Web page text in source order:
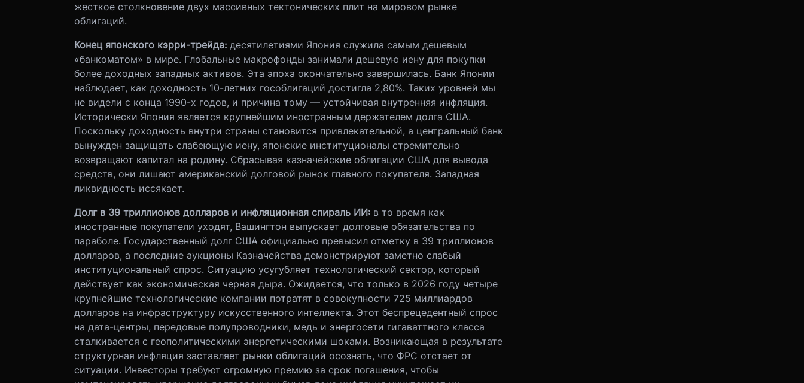
жесткое столкновение двух массивных тектонических плит на мировом рынке
облигаций.
Конец японского кэрри-трейда: десятилетиями Япония служила самым дешевым
«банкоматом» в мире. Глобальные макрофонды занимали дешевую иену для покупки
более доходных западных активов. Эта эпоха окончательно завершилась. Банк Японии
наблюдает, как доходность 10-летних гособлигаций достигла 2,80%. Таких уровней мы
не видели с конца 1990-х годов, и причина тому — устойчивая внутренняя инфляция.
Исторически Япония является крупнейшим иностранным держателем долга США.
Поскольку доходность внутри страны становится привлекательной, а центральный банк
вынужден защищать слабеющую иену, японские институционалы стремительно
возвращают капитал на родину. Сбрасывая казначейские облигации США для вывода
средств, они лишают американский долговой рынок главного покупателя. Западная
ликвидность иссякает.
Долг в 39 триллионов долларов и инфляционная спираль ИИ: в то время как
иностранные покупатели уходят, Вашингтон выпускает долговые обязательства по
параболе. Государственный долг США официально превысил отметку в 39 триллионов
долларов, а последние аукционы Казначейства демонстрируют заметно слабый
институциональный спрос. Ситуацию усугубляет технологический сектор, который
действует как экономическая черная дыра. Ожидается, что только в 2026 году четыре
крупнейшие технологические компании потратят в совокупности 725 миллиардов
долларов на инфраструктуру искусственного интеллекта. Этот беспрецедентный спрос
на дата-центры, передовые полупроводники, медь и энергосети гигаваттного класса
сталкивается с геополитическими энергетическими шоками. Возникающая в результате
структурная инфляция заставляет рынки облигаций осознать, что ФРС отстает от
ситуации. Инвесторы требуют огромную премию за срок погашения, чтобы